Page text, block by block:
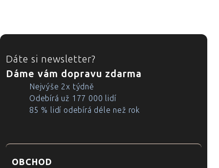
ZÁPATÍ
Dáte si newsletter?
Dáme vám dopravu zdarma
Nejvýše 2x týdně
Odebírá už 177 000 lidí
85 % lidí odebírá déle než rok
OBCHOD